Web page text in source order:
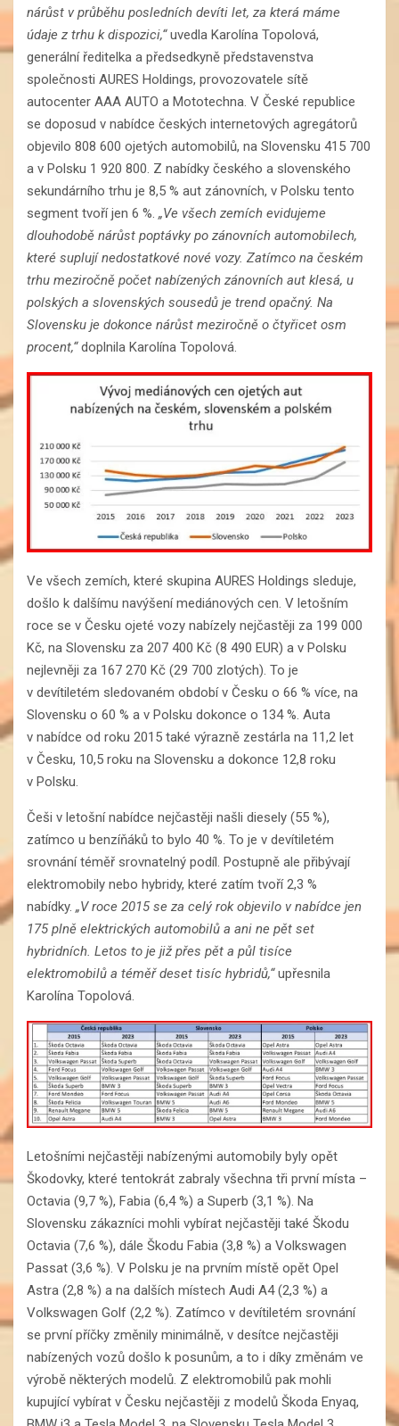
nárůst v průběhu posledních devíti let, za která máme
údaje z trhu k dispozici,“uvedla Karolína Topolová,
generální ředitelka a předsedkyně představenstva
společnosti AURES Holdings, provozovatele sítě
autocenter AAA AUTO a Mototechna. V České republice
se doposud v nabídce českých internetových agregátorů
objevilo 808 600 ojetých automobilů, na Slovensku 415 700
a v Polsku 1 920 800. Z nabídky českého a slovenského
sekundárního trhu je 8,5 % aut zánovních, v Polsku tento
segment tvoří jen 6 %. „Ve všech zemích evidujeme
dlouhodobě nárůst poptávky po zánovních automobilech,
které suplují nedostatkové nové vozy. Zatímco na českém
trhu meziročně počet nabízených zánovních aut klesá, u
polských a slovenských sousedů je trend opačný. Na
Slovensku je dokonce nárůst meziročně o čtyřicet osm
procent,“doplnila Karolína Topolová.
Ve všech zemích, které skupina AURES Holdings sleduje,
došlo k dalšímu navýšení mediánových cen. V letošním
roce se v Česku ojeté vozy nabízely nejčastěji za 199 000
Kč, na Slovensku za 207 400 Kč (8 490 EUR) a v Polsku
nejlevněji za 167 270 Kč (29 700 zlotých). To je
v devítiletém sledovaném období v Česku o 66 % více, na
Slovensku o 60 % a v Polsku dokonce o 134 %. Auta
v nabídce od roku 2015 také výrazně zestárla na 11,2 let
v Česku, 10,5 roku na Slovensku a dokonce 12,8 roku
v Polsku.
Češi v letošní nabídce nejčastěji našli diesely (55 %),
zatímco u benzíňáků to bylo 40 %. To je v devítiletém
srovnání téměř srovnatelný podíl. Postupně ale přibývají
elektromobily nebo hybridy, které zatím tvoří 2,3 %
nabídky. „V roce 2015 se za celý rok objevilo v nabídce jen
175 plně elektrických automobilů a ani ne pět set
hybridních. Letos to je již přes pět a půl tisíce
elektromobilů a téměř deset tisíc hybridů,“upřesnila
Karolína Topolová.
Letošními nejčastěji nabízenými automobily byly opět
Škodovky, které tentokrát zabraly všechna tři první místa –
Octavia (9,7 %), Fabia (6,4 %) a Superb (3,1 %). Na
Slovensku zákazníci mohli vybírat nejčastěji také Škodu
Octavia (7,6 %), dále Škodu Fabia (3,8 %) a Volkswagen
Passat (3,6 %). V Polsku je na prvním místě opět Opel
Astra (2,8 %) a na dalších místech Audi A4 (2,3 %) a
Volkswagen Golf (2,2 %). Zatímco v devítiletém srovnání
se první příčky změnily minimálně, v desítce nejčastěji
nabízených vozů došlo k posunům, a to i díky změnám ve
výrobě některých modelů. Z elektromobilů pak mohli
kupující vybírat v Česku nejčastěji z modelů Škoda Enyaq,